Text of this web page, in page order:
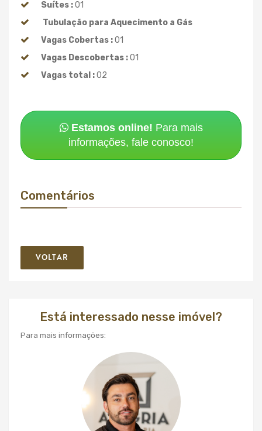
Suítes :01
Tubulação para Aquecimento a Gás
Vagas Cobertas :01
Vagas Descobertas :01
Vagas total :02
Estamos online! Para mais
informações, fale conosco!
Comentários
VOLTAR
Está interessado nesse imóvel?
Para mais informações: